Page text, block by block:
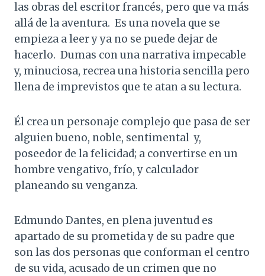
las obras del escritor francés, pero que va más
allá de la aventura. Es una novela que se
empieza a leer y ya no se puede dejar de
hacerlo. Dumas con una narrativa impecable
y, minuciosa, recrea una historia sencilla pero
llena de imprevistos que te atan a su lectura.
Él crea un personaje complejo que pasa de ser
alguien bueno, noble, sentimental y,
poseedor de la felicidad; a convertirse en un
hombre vengativo, frío, y calculador
planeando su venganza.
Edmundo Dantes, en plena juventud es
apartado de su prometida y de su padre que
son las dos personas que conforman el centro
de su vida, acusado de un crimen que no